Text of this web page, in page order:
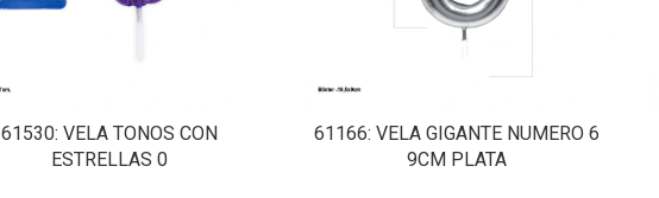
61530: VELA TONOS CON
ESTRELLAS 0
61166: VELA GIGANTE NUMERO 6
9CM PLATA